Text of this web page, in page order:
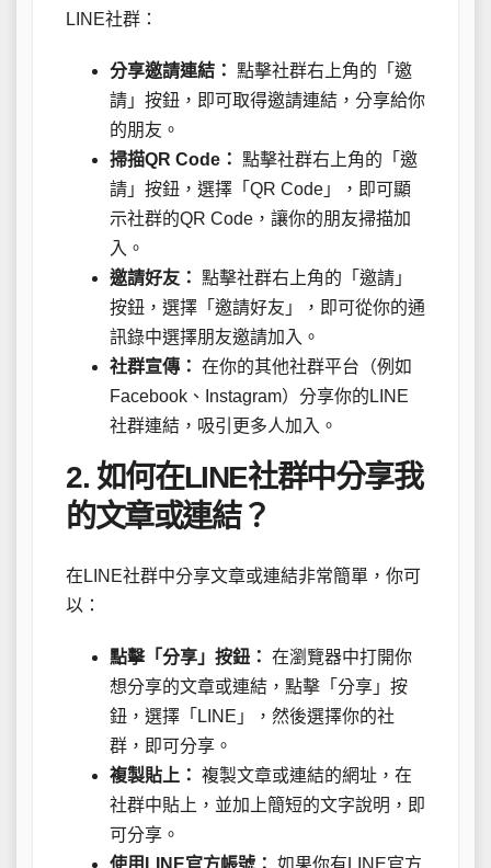
LINE社群：
分享邀請連結： 點擊社群右上角的「邀
請」按鈕，即可取得邀請連結，分享給你
的朋友。
掃描QR Code： 點擊社群右上角的「邀
請」按鈕，選擇「QR Code」，即可顯
示社群的QR Code，讓你的朋友掃描加
入。
邀請好友： 點擊社群右上角的「邀請」
按鈕，選擇「邀請好友」，即可從你的通
訊錄中選擇朋友邀請加入。
社群宣傳： 在你的其他社群平台（例如
Facebook、Instagram）分享你的LINE
社群連結，吸引更多人加入。
2. 如何在LINE社群中分享我
的文章或連結？
在LINE社群中分享文章或連結非常簡單，你可
以：
點擊「分享」按鈕： 在瀏覽器中打開你
想分享的文章或連結，點擊「分享」按
鈕，選擇「LINE」，然後選擇你的社
群，即可分享。
複製貼上： 複製文章或連結的網址，在
社群中貼上，並加上簡短的文字說明，即
可分享。
使用LINE官方帳號： 如果你有LINE官方